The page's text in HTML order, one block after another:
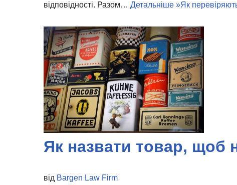
відповідності. Разом… Детальніше »Як
Як назвати товар, щоб
від Bargen Law Firm